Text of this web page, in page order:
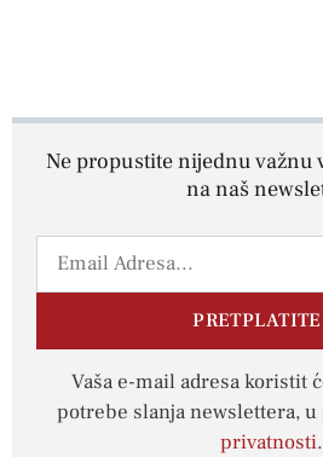
Ne propustite nijednu važnu
na naš
PRETPLATITE
Vaša e-mail adresa koristit
potrebe slanja newslettera, u
privatnosti.